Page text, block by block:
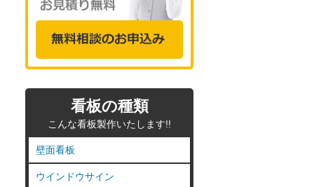
看板の種類
こんな看板製作いたします!!
壁面看板
ウインドウサイン